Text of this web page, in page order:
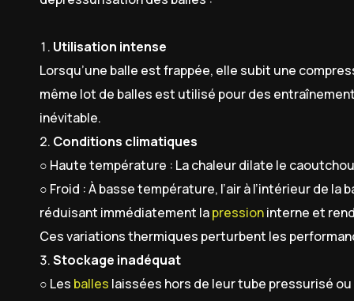
Utilisation intense
Lorsqu’une balle est frappée, elle subit une
même lot de balles est utilisé pour des
inévitable.
Conditions climatiques
○ Haute température : La chaleur dilate le
○ Froid : À basse température, l’air à l’intérieur de la
réduisant immédiatement lapressioninterne et
Ces variations thermiques perturbent les
Stockage inadéquat
○ Les balles laissées hors de leur tube pressurisé